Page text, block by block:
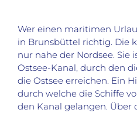
Wer einen maritimen
in Brunsbüttel richtig. Die
nur nahe der Nordsee. Sie
Ostsee-Kanal, durch den
die Ostsee erreichen. Ein
durch welche die Schiffe
den Kanal gelangen. Über